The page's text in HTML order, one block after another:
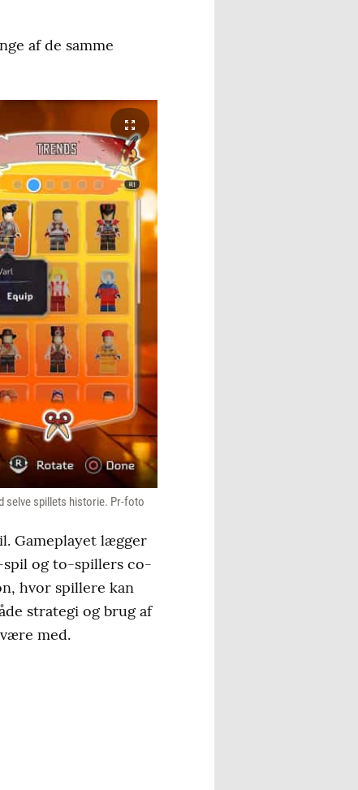
af de samme
selve spillets historie. Pr-foto
Gameplayet lægger
spil og to-spillers co-
hvor spillere kan
strategi og brug af
med.